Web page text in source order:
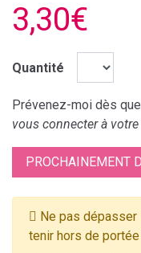
3,30€
Quantité
Prévenez-moi dès
vous connecter à
PROCHAINEMENT
Ne pas dépasser
tenir hors de